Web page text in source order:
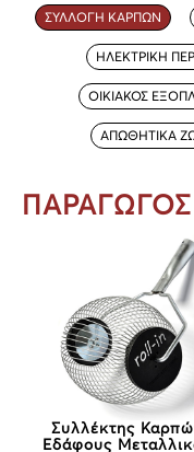
ΣΥΛΛΟΓΗ ΚΑΡΠΩΝ
ΗΛΕΚΤΡΙΚΗ
ΟΙΚΙΑΚΟΣ
ΑΠΩΘΗΤΙΚΑ
ΠΑΡΑΓΩΓΟΣ
Συλλέκτης
Εδάφους